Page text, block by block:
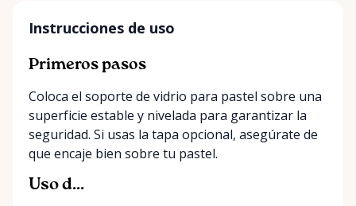
Instrucciones de uso
Primeros pasos
Coloca el soporte de vidrio para pastel sobre una
superficie estable y nivelada para garantizar la
seguridad. Si usas la tapa opcional, asegúrate de
que encaje bien sobre tu pastel.
Uso d...